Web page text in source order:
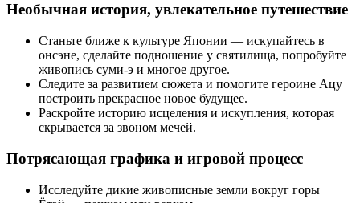
Необычная история, увлекательное путешествие
Станьте ближе к культуре Японии — искупайтесь в
онсэне, сделайте подношение у святилища, попробуйте
живопись суми-э и многое другое.
Следите за развитием сюжета и помогите героине Ацу
построить прекрасное новое будущее.
Раскройте историю исцеления и искупления, которая
скрывается за звоном мечей.
Потрясающая графика и игровой процесс
Исследуйте дикие живописные земли вокруг горы